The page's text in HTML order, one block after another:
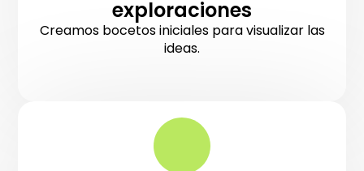
exploraciones
Creamos bocetos iniciales para visualizar las
ideas.